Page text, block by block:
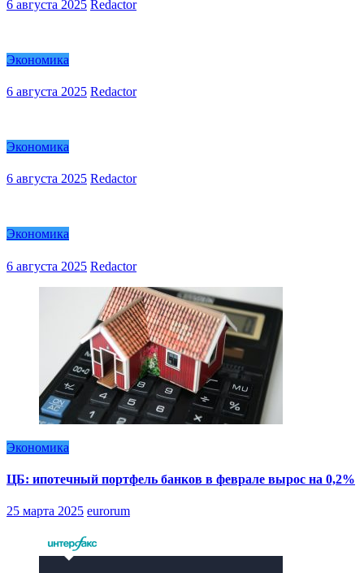
6 августа 2025 Redactor
Экономика
6 августа 2025 Redactor
Экономика
6 августа 2025 Redactor
Экономика
6 августа 2025 Redactor
Экономика
ЦБ: ипотечный портфель банков в феврале вырос на 0,2%
25 марта 2025 eurorum